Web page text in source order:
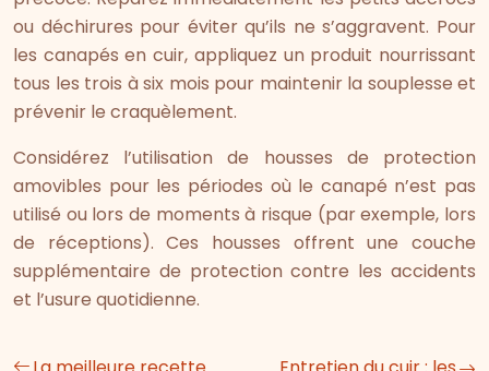
ou déchirures pour éviter qu’ils ne s’aggravent. Pour
les canapés en cuir, appliquez un produit nourrissant
tous les trois à six mois pour maintenir la souplesse et
prévenir le craquèlement.
Considérez l’utilisation de housses de protection
amovibles pour les périodes où le canapé n’est pas
utilisé ou lors de moments à risque (par exemple, lors
de réceptions). Ces housses offrent une couche
supplémentaire de protection contre les accidents
et l’usure quotidienne.